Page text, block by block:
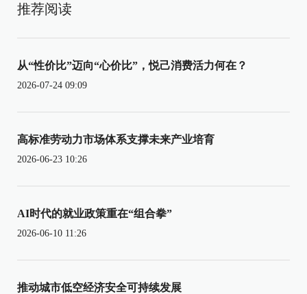
推荐阅读
从“性价比”迈向“心价比”，悦己消费活力何在？
2026-07-24 09:09
高标准劳动力市场体系支撑未来产业培育
2026-06-23 10:26
AI时代的就业政策重在“组合拳”
2026-06-10 11:26
推动城市低空经济安全可持续发展